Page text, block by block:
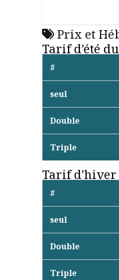
Prix et
Tarif d’été
#
seul
Double
Triple
Tarif
#
seul
Double
Triple